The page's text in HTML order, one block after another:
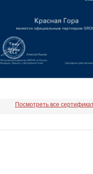
Посмотреть все